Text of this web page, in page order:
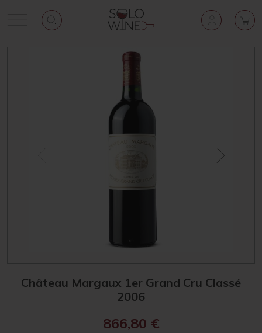
Château Margaux 1er Grand Cru Classé
2006
866,80 €